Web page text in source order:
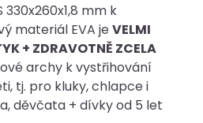
330x260x1,8 mm k
materiál EVA jeVELMI
+ ZDRAVOTNĚ ZCELA
archy k vystřihování
tj. pro kluky, chlapce i
děvčata + dívky od 5 let